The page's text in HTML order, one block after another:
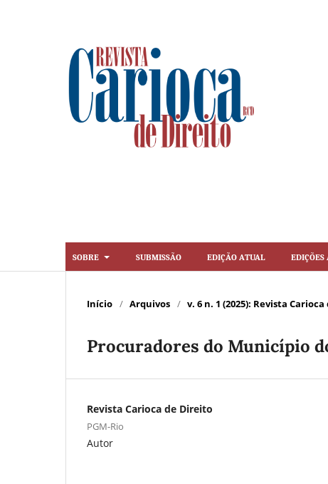
Sobre Submissão Edição Atual
Início / Arquivos / v. 6 n. 1 (2025): Revista
Procuradores do Município
Revista Carioca de Direito
PGM-Rio
Autor